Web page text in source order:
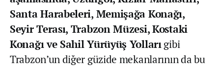
Santa Harabeleri, Memişağa Konağı,
Seyir Terası, Trabzon Müzesi, Kostaki
Konağı ve Sahil Yürüyüş Yollarıgibi
Trabzon’un diğer güzide mekanlarının da bu